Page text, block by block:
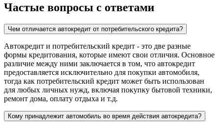
Частые вопросы с ответами
Чем отличается автокредит от потребительского кредита?
Автокредит и потребительский кредит - это две разные
формы кредитования, которые имеют свои отличия. Основное
различие между ними заключается в том, что автокредит
предоставляется исключительно для покупки автомобиля,
тогда как потребительский кредит может быть использован
для любых личных нужд, включая покупку бытовой техники,
ремонт дома, оплату отдыха и т.д.
Кому принадлежит автомобиль во время действия автокредита?